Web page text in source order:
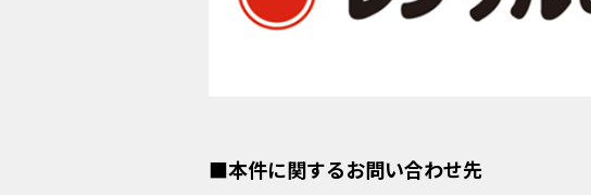
■本件に関するお問い合わせ先